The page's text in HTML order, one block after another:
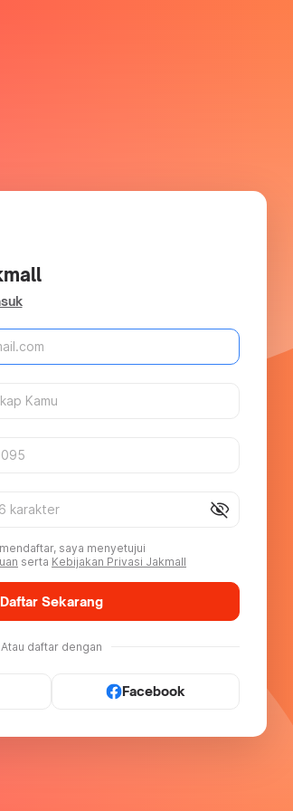
visibility_off
saya menyetujui
serta Kebijakan Privasi Jakmall
Daftar Sekarang
Atau daftar dengan
Facebook